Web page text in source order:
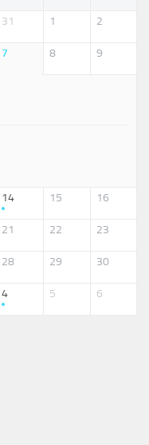
31 1 2
7 8 9
14 15 16
21 22 23
28 29 30
4 5 6